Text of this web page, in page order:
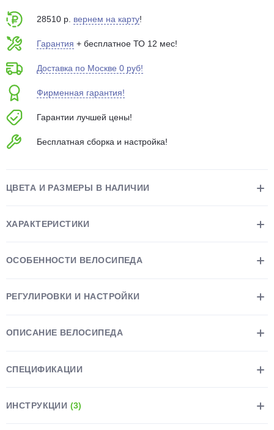
28510 р. вернем на карту!
Гарантия + бесплатное ТО 12 мес!
Доставка по Москве 0 руб!
Фирменная гарантия!
Гарантии лучшей цены!
Бесплатная сборка и настройка!
ЦВЕТА И РАЗМЕРЫ В НАЛИЧИИ
ХАРАКТЕРИСТИКИ
ОСОБЕННОСТИ ВЕЛОСИПЕДА
РЕГУЛИРОВКИ И НАСТРОЙКИ
ОПИСАНИЕ ВЕЛОСИПЕДА
СПЕЦИФИКАЦИИ
ИНСТРУКЦИИ (3)
недели
Остались вопросы?
8 800 302-02-51